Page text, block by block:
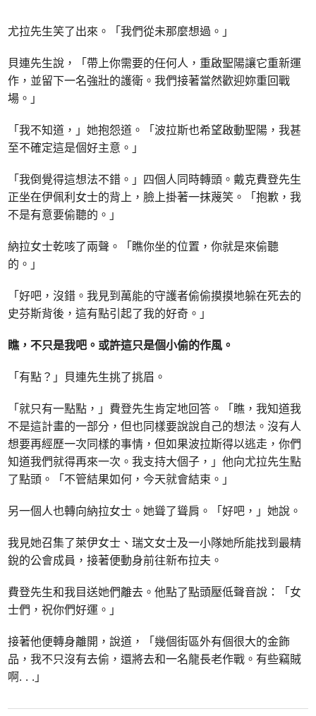
尤拉先生笑了出來。「我們從未那麼想過。」
貝連先生說，「帶上你需要的任何人，重啟聖陽讓它重新運
作，並留下一名強壯的護衛。我們接著當然歡迎妳重回戰
場。」
「我不知道，」她抱怨道。「波拉斯也希望啟動聖陽，我甚
至不確定這是個好主意。」
「我倒覺得這想法不錯。」四個人同時轉頭。戴克費登先生
正坐在伊佩利女士的背上，臉上掛著一抹蔑笑。「抱歉，我
不是有意要偷聽的。」
納拉女士乾咳了兩聲。「瞧你坐的位置，你就是來偷聽
的。」
「好吧，沒錯。我見到萬能的守護者偷偷摸摸地躲在死去的
史芬斯背後，這有點引起了我的好奇。」
瞧，不只是我吧。或許這只是個小偷的作風。
「有點？」貝連先生挑了挑眉。
「就只有一點點，」費登先生肯定地回答。「瞧，我知道我
不是這計畫的一部分，但也同樣要說說自己的想法。沒有人
想要再經歷一次同樣的事情，但如果波拉斯得以逃走，你們
知道我們就得再來一次。我支持大個子，」他向尤拉先生點
了點頭。「不管結果如何，今天就會結束。」
另一個人也轉向納拉女士。她聳了聳肩。「好吧，」她說。
我見她召集了萊伊女士、瑞文女士及一小隊她所能找到最精
銳的公會成員，接著便動身前往新布拉夫。
費登先生和我目送她們離去。他點了點頭壓低聲音說：「女
士們，祝你們好運。」
接著他便轉身離開，說道，「幾個街區外有個很大的金飾
品，我不只沒有去偷，還將去和一名龍長老作戰。有些竊賊
啊. . . 」